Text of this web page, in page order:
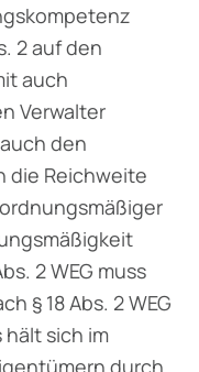
2 auf den
auch
Verwalter
den
die Reichweite
2 WEG muss
§ 18 Abs. 2 WEG
hält sich im